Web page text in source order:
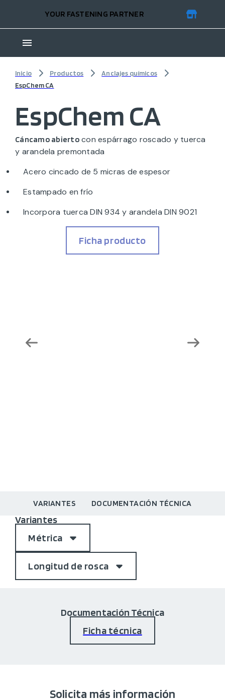
YOUR FASTENING PARTNER
Inicio Productos
Anclajes químicos
EspChem CA
EspChem CA
Cáncamo abiertocon espárrago roscado y tuerca
y arandela premontada
Acero cincado de 5 micras de espesor
Estampado en frío
Incorpora tuerca DIN 934 y arandela DIN 9021
Ficha producto
VARIANTES DOCUMENTACIÓN TÉCNICA
Variantes
Métrica
Longitud de rosca
Documentación Técnica
Ficha técnica
Solicita más información